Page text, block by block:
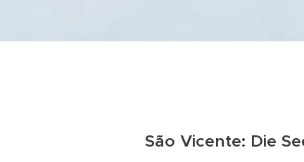
São Vicente: Die